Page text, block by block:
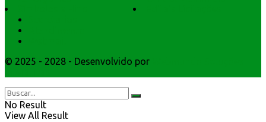
© 2025 - 2028 - Desenvolvido por
No Result
View All Result